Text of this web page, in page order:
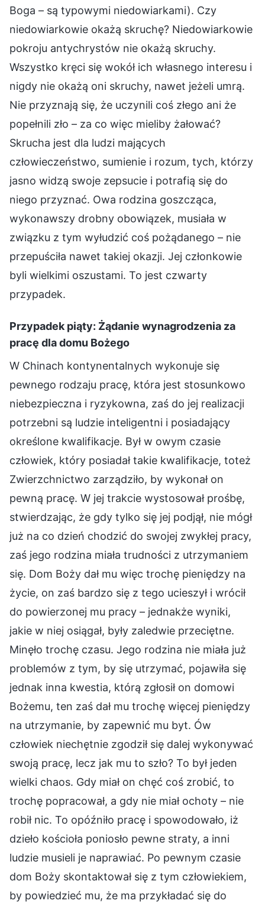
Boga – są typowymi niedowiarkami). Czy
niedowiarkowie okażą skruchę? Niedowiarkowie
pokroju antychrystów nie okażą skruchy.
Wszystko kręci się wokół ich własnego interesu i
nigdy nie okażą oni skruchy, nawet jeżeli umrą.
Nie przyznają się, że uczynili coś złego ani że
popełnili zło – za co więc mieliby żałować?
Skrucha jest dla ludzi mających
człowieczeństwo, sumienie i rozum, tych, którzy
jasno widzą swoje zepsucie i potrafią się do
niego przyznać. Owa rodzina goszcząca,
wykonawszy drobny obowiązek, musiała w
związku z tym wyłudzić coś pożądanego – nie
przepuściła nawet takiej okazji. Jej członkowie
byli wielkimi oszustami. To jest czwarty
przypadek.
Przypadek piąty: Żądanie wynagrodzenia za
pracę dla domu Bożego
W Chinach kontynentalnych wykonuje się
pewnego rodzaju pracę, która jest stosunkowo
niebezpieczna i ryzykowna, zaś do jej realizacji
potrzebni są ludzie inteligentni i posiadający
określone kwalifikacje. Był w owym czasie
człowiek, który posiadał takie kwalifikacje, toteż
Zwierzchnictwo zarządziło, by wykonał on
pewną pracę. W jej trakcie wystosował prośbę,
stwierdzając, że gdy tylko się jej podjął, nie mógł
już na co dzień chodzić do swojej zwykłej pracy,
zaś jego rodzina miała trudności z utrzymaniem
się. Dom Boży dał mu więc trochę pieniędzy na
życie, on zaś bardzo się z tego ucieszył i wrócił
do powierzonej mu pracy – jednakże wyniki,
jakie w niej osiągał, były zaledwie przeciętne.
Minęło trochę czasu. Jego rodzina nie miała już
problemów z tym, by się utrzymać, pojawiła się
jednak inna kwestia, którą zgłosił on domowi
Bożemu, ten zaś dał mu trochę więcej pieniędzy
na utrzymanie, by zapewnić mu byt. Ów
człowiek niechętnie zgodził się dalej wykonywać
swoją pracę, lecz jak mu to szło? To był jeden
wielki chaos. Gdy miał on chęć coś zrobić, to
trochę popracował, a gdy nie miał ochoty – nie
robił nic. To opóźniło pracę i spowodowało, iż
dzieło kościoła poniosło pewne straty, a inni
ludzie musieli je naprawiać. Po pewnym czasie
dom Boży skontaktował się z tym człowiekiem,
by powiedzieć mu, że ma przykładać się do